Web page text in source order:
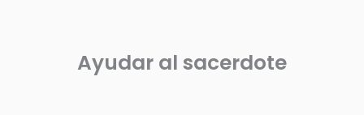
Ayudar al sacerdote